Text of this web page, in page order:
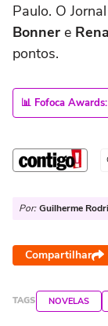
Paulo. O
Bonner e
pontos.
📊 Fofoca
Por: Guilherme
Compartilhar
TAGS NOVELAS